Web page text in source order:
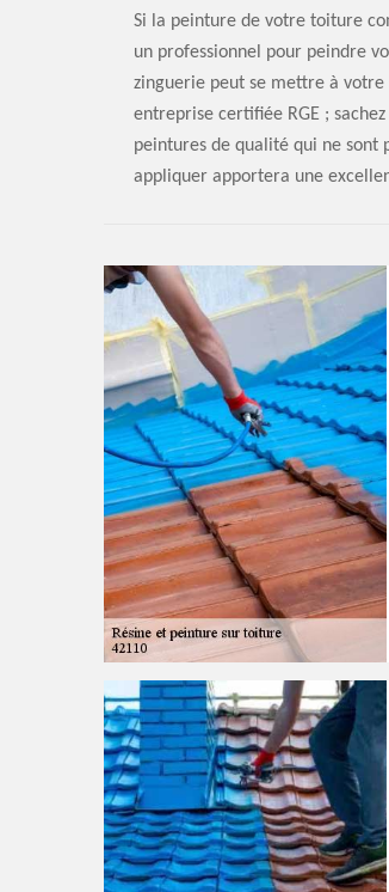
Si la peinture de votre toiture
un professionnel pour peindre
zinguerie peut se mettre à
entreprise certifiée RGE ;
peintures de qualité qui ne sont
appliquer apportera une